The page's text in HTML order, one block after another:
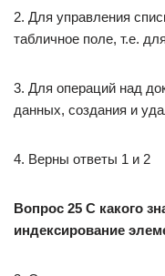
2. Для управления
табличное поле, т.е.
3. Для операций над
данных, создания и
4. Верны ответы 1 и 2
Вопрос 25 С какого
индексирование